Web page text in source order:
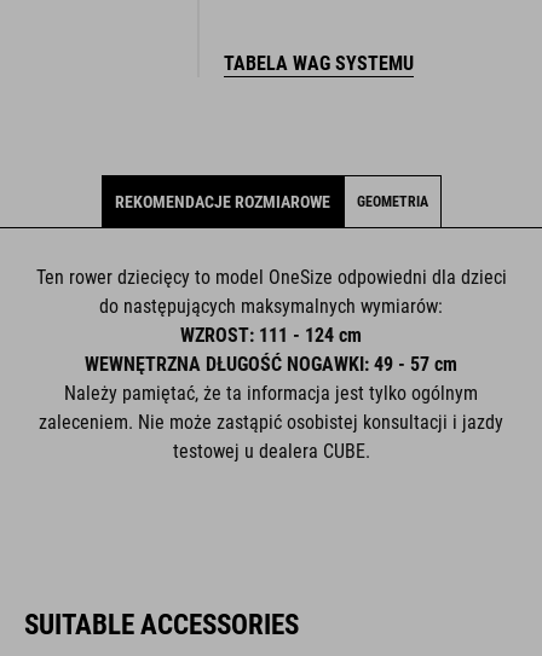
TABELA WAG SYSTEMU
REKOMENDACJE ROZMIAROWE GEOMETRIA
Ten rower dziecięcy to model OneSize odpowiedni dla dzieci
do następujących maksymalnych wymiarów:
WZROST: 111 - 124 cm
WEWNĘTRZNA DŁUGOŚĆ NOGAWKI: 49 - 57 cm
Należy pamiętać, że ta informacja jest tylko ogólnym
zaleceniem. Nie może zastąpić osobistej konsultacji i jazdy
testowej u dealera CUBE.
SUITABLE ACCESSORIES